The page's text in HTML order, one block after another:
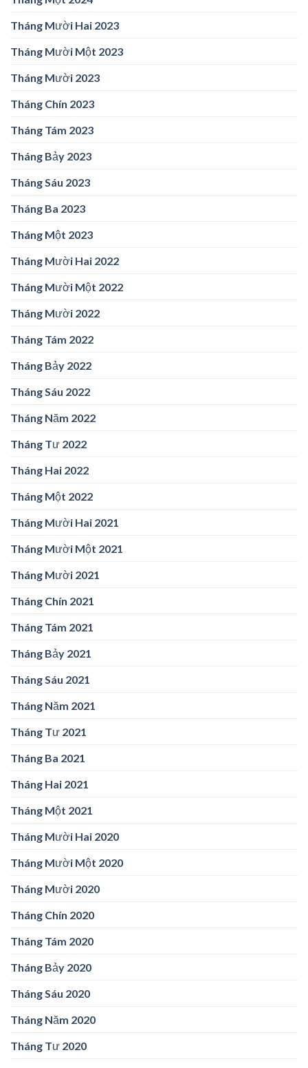
Tháng Mười Hai 2023
Tháng Mười Một 2023
Tháng Mười 2023
Tháng Chín 2023
Tháng Tám 2023
Tháng Bảy 2023
Tháng Sáu 2023
Tháng Ba 2023
Tháng Một 2023
Tháng Mười Hai 2022
Tháng Mười Một 2022
Tháng Mười 2022
Tháng Tám 2022
Tháng Bảy 2022
Tháng Sáu 2022
Tháng Năm 2022
Tháng Tư 2022
Tháng Hai 2022
Tháng Một 2022
Tháng Mười Hai 2021
Tháng Mười Một 2021
Tháng Mười 2021
Tháng Chín 2021
Tháng Tám 2021
Tháng Bảy 2021
Tháng Sáu 2021
Tháng Năm 2021
Tháng Tư 2021
Tháng Ba 2021
Tháng Hai 2021
Tháng Một 2021
Tháng Mười Hai 2020
Tháng Mười Một 2020
Tháng Mười 2020
Tháng Chín 2020
Tháng Tám 2020
Tháng Bảy 2020
Tháng Sáu 2020
Tháng Năm 2020
Tháng Tư 2020